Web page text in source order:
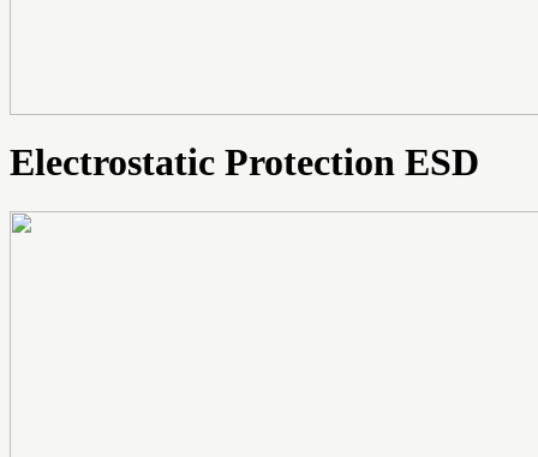
Electrostatic Protection ESD